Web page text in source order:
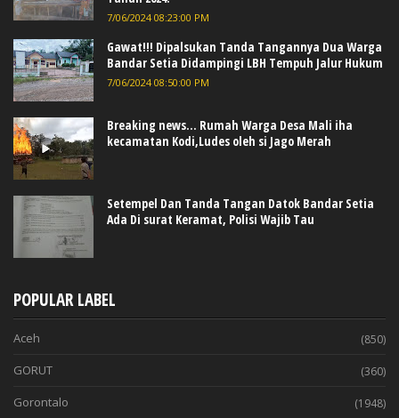
7/06/2024 08:23:00 PM
Gawat!!! Dipalsukan Tanda Tangannya Dua Warga
Bandar Setia Didampingi LBH Tempuh Jalur Hukum
7/06/2024 08:50:00 PM
Breaking news... Rumah Warga Desa Mali iha
kecamatan Kodi,Ludes oleh si Jago Merah
Setempel Dan Tanda Tangan Datok Bandar Setia
Ada Di surat Keramat, Polisi Wajib Tau
POPULAR LABEL
Aceh (850)
GORUT (360)
Gorontalo (1948)